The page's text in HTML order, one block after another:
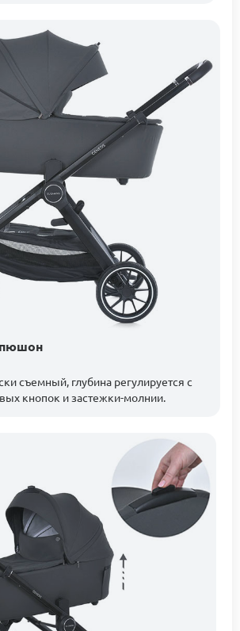
съемный, глубина регулируется с
кнопок и застежки-молнии.